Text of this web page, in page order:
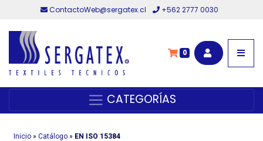
ContactoWeb@sergatex.cl +562 2777 0030
0
CATEGORÍAS
Inicio» Catálogo» EN ISO 15384